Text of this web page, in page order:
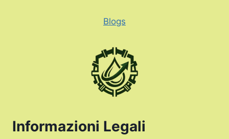
Blogs
Informazioni Legali